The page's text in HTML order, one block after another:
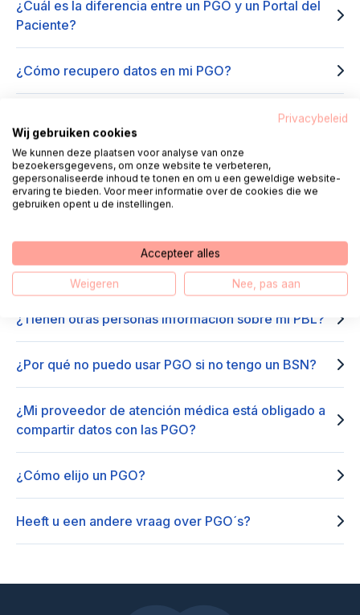
¿Cuál es la diferencia entre un PGO y un Portal del
Paciente?
¿Cómo recupero datos en mi PGO?
¿Por qué tengo que iniciar sesión usando DigiD y
prueba de identidad?
¿Qué tan seguro es usar un PGO?
¿Tienen otras personas información sobre mi PBL?
¿Por qué no puedo usar PGO si no tengo un BSN?
¿Mi proveedor de atención médica está obligado a
compartir datos con las PGO?
¿Cómo elijo un PGO?
Heeft u een andere vraag over PGO´s?
Privacybeleid
Wij gebruiken cookies
We kunnen deze plaatsen voor analyse van onze
bezoekersgegevens, om onze website te verbeteren,
gepersonaliseerde inhoud te tonen en om u een geweldige website-
ervaring te bieden. Voor meer informatie over de cookies die we
gebruiken opent u de instellingen.
Accepteer alles
Weigeren Nee, pas aan